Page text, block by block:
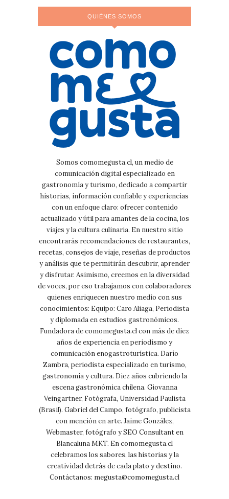
QUIÉNES SOMOS
Somos comomegusta.cl, un medio de
comunicación digital especializado en
gastronomía y turismo, dedicado a compartir
historias, información confiable y experiencias
con un enfoque claro: ofrecer contenido
actualizado y útil para amantes de la cocina, los
viajes y la cultura culinaria. En nuestro sitio
encontrarás recomendaciones de restaurantes,
recetas, consejos de viaje, reseñas de productos
y análisis que te permitirán descubrir, aprender
y disfrutar. Asimismo, creemos en la diversidad
de voces, por eso trabajamos con colaboradores
quienes enriquecen nuestro medio con sus
conocimientos: Equipo: Caro Aliaga, Periodista
y diplomada en estudios gastronómicos.
Fundadora de comomegusta.cl con más de diez
años de experiencia en periodismo y
comunicación enogastroturística. Darío
Zambra, periodista especializado en turismo,
gastronomía y cultura. Diez años cubriendo la
escena gastronómica chilena. Giovanna
Veingartner, Fotógrafa, Universidad Paulista
(Brasil). Gabriel del Campo, fotógrafo, publicista
con mención en arte. Jaime González,
Webmaster, fotógrafo y SEO Consultant en
Blancaluna MKT. En comomegusta.cl
celebramos los sabores, las historias y la
creatividad detrás de cada plato y destino.
Contáctanos: megusta@comomegusta.cl